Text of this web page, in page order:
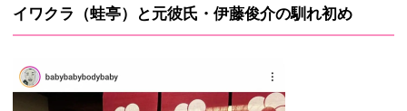
イワクラ（蛙亭）と元彼氏・伊藤俊介の馴れ初め